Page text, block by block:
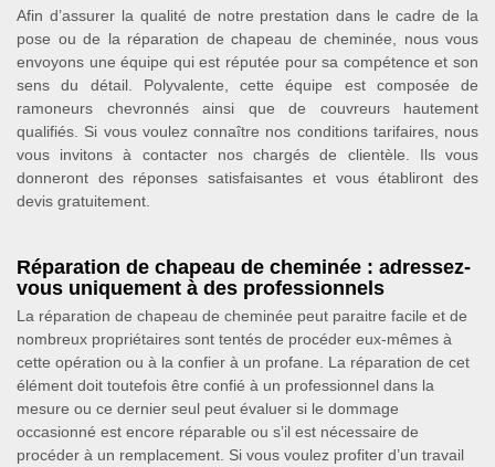
Afin d’assurer la qualité de notre prestation dans le cadre de la
pose ou de la réparation de chapeau de cheminée, nous vous
envoyons une équipe qui est réputée pour sa compétence et son
sens du détail. Polyvalente, cette équipe est composée de
ramoneurs chevronnés ainsi que de couvreurs hautement
qualifiés. Si vous voulez connaître nos conditions tarifaires, nous
vous invitons à contacter nos chargés de clientèle. Ils vous
donneront des réponses satisfaisantes et vous établiront des
devis gratuitement.
Réparation de chapeau de cheminée : adressez-
vous uniquement à des professionnels
La réparation de chapeau de cheminée peut paraitre facile et de
nombreux propriétaires sont tentés de procéder eux-mêmes à
cette opération ou à la confier à un profane. La réparation de cet
élément doit toutefois être confié à un professionnel dans la
mesure ou ce dernier seul peut évaluer si le dommage
occasionné est encore réparable ou s’il est nécessaire de
procéder à un remplacement. Si vous voulez profiter d’un travail